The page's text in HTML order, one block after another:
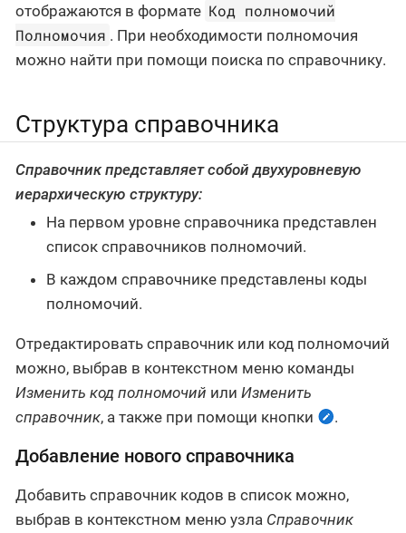
отображаются в формате Код полномочий
Полномочия . При необходимости полномочия
можно найти при помощи поиска по справочнику.
Структура справочника
Справочник представляет собой двухуровневую
иерархическую структуру:
На первом уровне справочника представлен
список справочников полномочий.
В каждом справочнике представлены коды
полномочий.
Отредактировать справочник или код полномочий
можно, выбрав в контекстном меню команды
Изменить код полномочий или Изменить
справочник, а также при помощи кнопки .
Добавление нового справочника
Добавить справочник кодов в список можно,
выбрав в контекстном меню узла Справочник